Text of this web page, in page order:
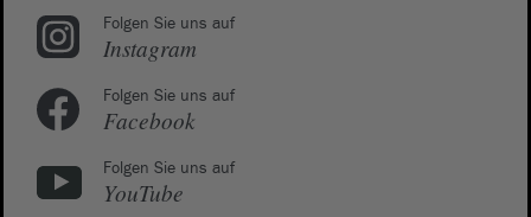
Folgen Sie uns auf
Instagram
Folgen Sie uns auf
Facebook
Folgen Sie uns auf
YouTube